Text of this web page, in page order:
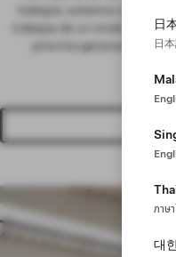
日
日
ภาษ
대
trabajas; estamos
trabajas de un modo
próxima generación de